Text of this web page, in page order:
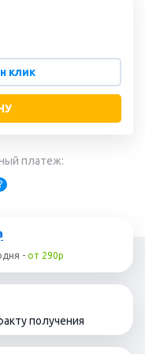
клик
платеж:
- от 290р
получения